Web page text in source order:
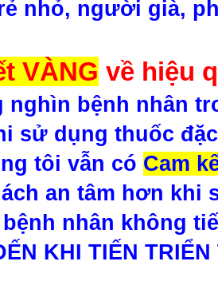
nhỏ, người già,
VÀNG về hiệu
nghìn bệnh nhân
sử dụng thuốc
tôi vẫn có Cam
an tâm hơn khi
nhân không
KHI TIẾN TRIỂN